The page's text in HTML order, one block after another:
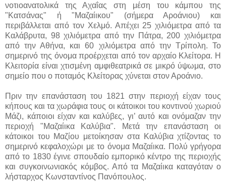
νοτιοανατολικά της Αχαΐας στη μέση του κάμπου της
"Κατσάνας" ή "Μαζαίικου" (σήμερα Αροάνιου) και
περιβάλλεται από τον Χελμό. Απέχει 25 χιλιόμετρα από τα
Καλάβρυτα, 98 χιλιόμετρα από την Πάτρα, 200 χιλιόμετρα
από την Αθήνα, και 60 χιλιόμετρα από την Τρίπολη. Το
σημερινό της όνομα προέρχεται από τον αρχαίο Κλείτορα. Η
Κλειτορία είναι χτισμένη αμφιθεατρικά σε μικρό ύψωμα, στο
σημείο που ο ποταμός Κλείτορας χύνεται στον Αροάνιο.
Πριν την επανάσταση του 1821 στην περιοχή είχαν τους
κήπους και τα χωράφια τους οι κάτοικοι του κοντινού χωριού
Μάζι, κάποιοι είχαν και καλύβες, γι’ αυτό και ονόμαζαν την
περιοχή "Μαζαίικα Καλύβια".
Μετά την επανάσταση οι
κάτοικοι του Μαζίου μετοίκησαν στα Καλύβια χτίζοντας το
σημερινό κεφαλοχώρι με το όνομα Μαζαίικα. Πολύ γρήγορα
από το 1830 έγινε σπουδαίο εμπορικό κέντρο της περιοχής
και συγκοινωνιακός κόμβος. Από τα Μαζαίικα καταγόταν ο
λήσταρχος Κωνσταντίνος Πανόπουλος.